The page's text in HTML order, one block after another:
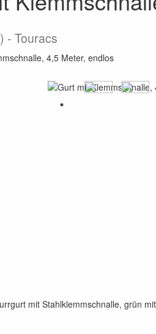
Touracs
mit Stahlklemmschnalle, grün